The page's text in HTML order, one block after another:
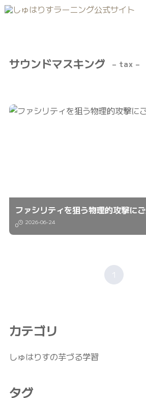
サウンドマスキング – tax –
ファシリティを狙う物理的攻撃に
0 2026-06-24
1
カテゴリ
しゅはりすの芋づる学習
タグ